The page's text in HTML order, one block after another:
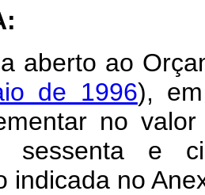
aberto ao
de 1996),
no
sessenta e
indicada no